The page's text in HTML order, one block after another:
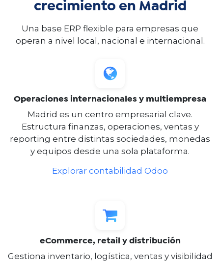
crecimiento en Madrid
Una base ERP flexible para empresas que
operan a nivel local, nacional e internacional.
Operaciones internacionales y multiempresa
Madrid es un centro empresarial clave.
Estructura finanzas, operaciones, ventas y
reporting entre distintas sociedades, monedas
y equipos desde una sola plataforma.
Explorar contabilidad Odoo
eCommerce, retail y distribución
Gestiona inventario, logística, ventas y visibilidad